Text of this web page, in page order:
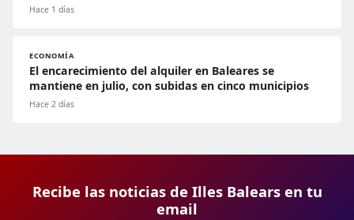
Hace 1 días
ECONOMÍA
El encarecimiento del alquiler en Baleares se
mantiene en julio, con subidas en cinco municipios
Hace 2 días
Recibe las noticias de Illes Balears en tu
email